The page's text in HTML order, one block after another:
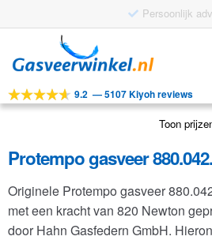
Gratis verzending
door
navigatie
naar
inhoud
Tools
Toepassingen
Klantenservice
FAQ
9.2 —5107 Kiyoh reviews
Toon
Protempo gasveer
Originele Protempo gasveer
met een kracht van 820 Newton
door Hahn Gasfedern GmbH.